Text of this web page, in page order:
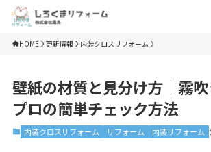
HOME 更新情報 内装クロスリフォーム
壁紙の材質と見分け方｜霧
プロの簡単チェック方法
内装クロスリフォーム リフォーム 内装リフォーム